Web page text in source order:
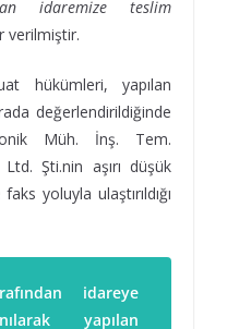
idaremize teslim
verilmiştir.
hükümleri, yapılan
değerlendirildiğinde
Müh. İnş. Tem.
Şti.nin aşırı düşük
yoluyla ulaştırıldığı
idareye
yapılan